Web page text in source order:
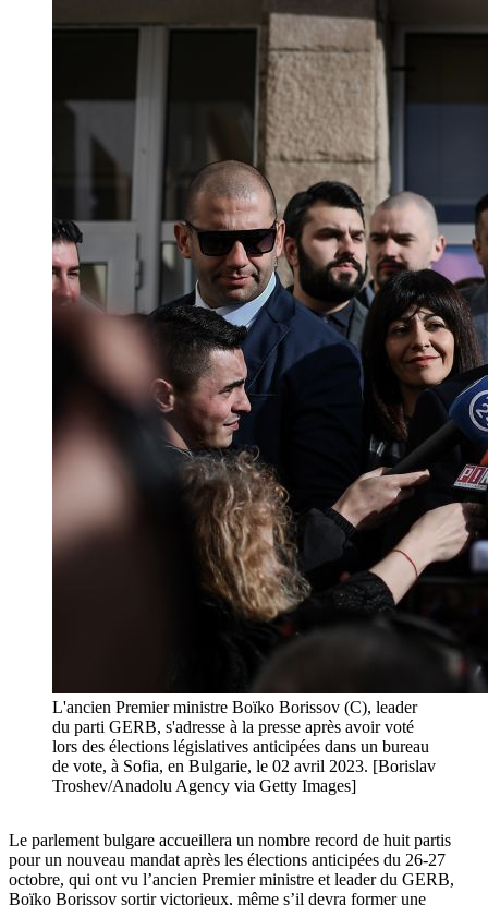
L'ancien Premier ministre Boïko Borissov (C), leader
du parti GERB, s'adresse à la presse après avoir voté
lors des élections législatives anticipées dans un bureau
de vote, à Sofia, en Bulgarie, le 02 avril 2023. [Borislav
Troshev/Anadolu Agency via Getty Images]
Le parlement bulgare accueillera un nombre record de huit partis
pour un nouveau mandat après les élections anticipées du 26-27
octobre, qui ont vu l’ancien Premier ministre et leader du GERB,
Boïko Borissov sortir victorieux, même s’il devra former une